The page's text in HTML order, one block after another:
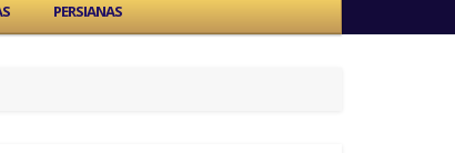
PERSIANAS